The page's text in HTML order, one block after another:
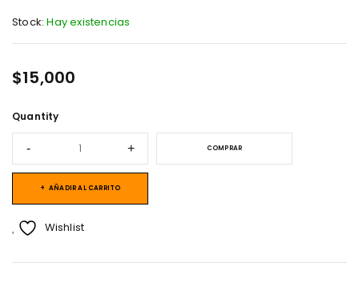
Stock: Hay existencias
$15,000
Quantity
AÑADIR AL CARRITO
COMPRAR
Wishlist